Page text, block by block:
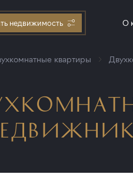
недвижимость О
квартиры